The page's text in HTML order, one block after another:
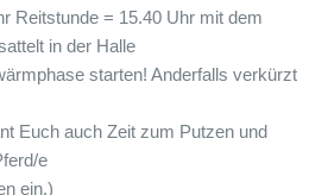
Reitstunde = 15.40 Uhr mit dem
in der Halle
starten! Anderfalls verkürzt
Euch auch Zeit zum Putzen und
e
ein.)